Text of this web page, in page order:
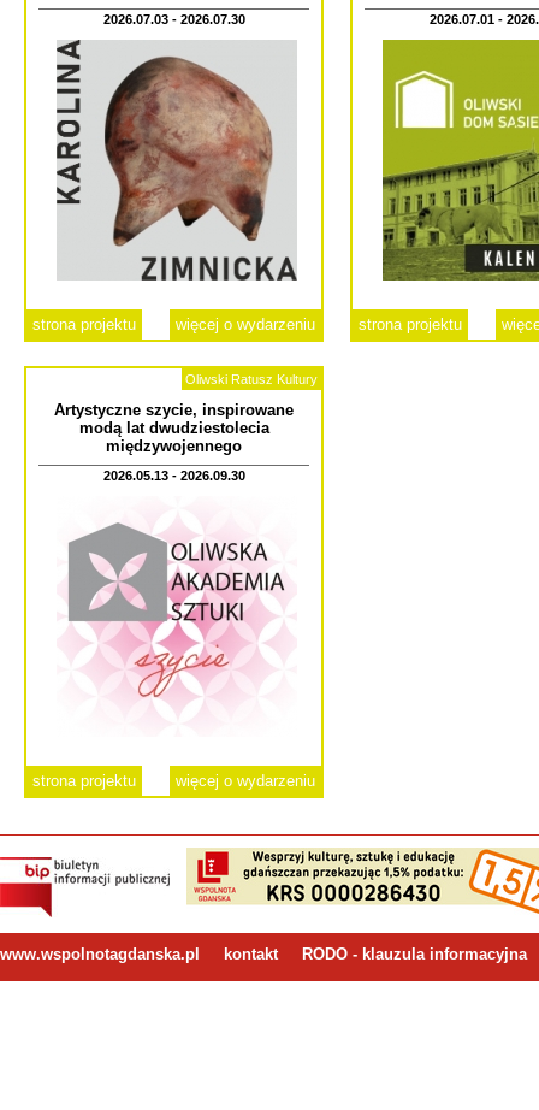
2026.07.03 - 2026.07.30
strona projektu więcej o wydarzeniu
2026.07.01 -
strona projektu
Oliwski Ratusz Kultury
Artystyczne szycie, inspirowane
modą lat dwudziestolecia
międzywojennego
2026.05.13 - 2026.09.30
strona projektu więcej o wydarzeniu
www.wspolnotagdanska.pl kontakt RODO - klauzula informacyjna